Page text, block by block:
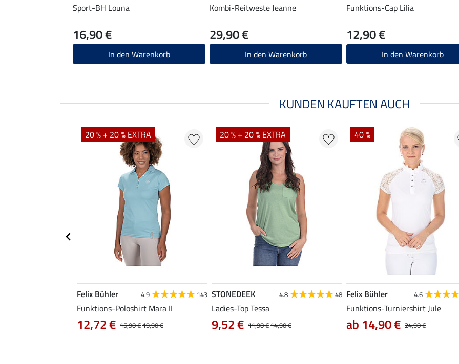
Sport-BH Louna
16,90 €
In den Warenkorb
Kombi-Reitweste Jeanne
29,90 €
In den Warenkorb
Funktions-Cap Lilia
12,90 €
In den Warenkorb
KUNDEN KAUFTEN AUCH
20 % + 20 % EXTRA
Felix Bühler 4.9 143
Funktions-Poloshirt Mara II
15,90 €19,90 €
12,72 €
20 % + 20 % EXTRA
STONEDEEK 4.8 48
Ladies-Top Tessa
11,90 €14,90 €
9,52 €
40 %
Felix Bühler 4.6
Funktions-Turniershirt Jule
24,90 €
ab 14,90 €